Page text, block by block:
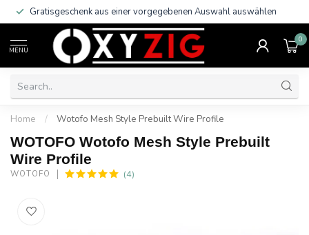
Gratisgeschenk aus einer vorgegebenen Auswahl auswählen
MENU
0
Home / Wotofo Mesh Style Prebuilt Wire Profile
WOTOFO Wotofo Mesh Style Prebuilt
Wire Profile
WOTOFO (4)